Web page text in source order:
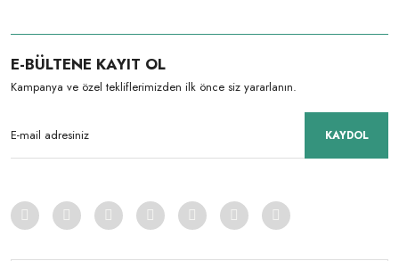
E-BÜLTENE KAYIT OL
Kampanya ve özel tekliflerimizden ilk önce siz yararlanın.
KAYDOL